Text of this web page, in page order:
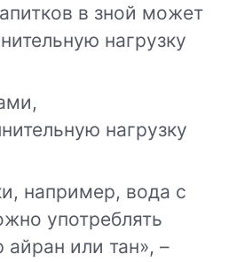
в зной может
нагрузку
нагрузку
например, вода с
употреблять
или тан», –